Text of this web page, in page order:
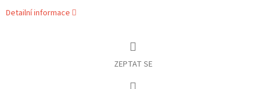
Detailní informace
ZEPTAT SE